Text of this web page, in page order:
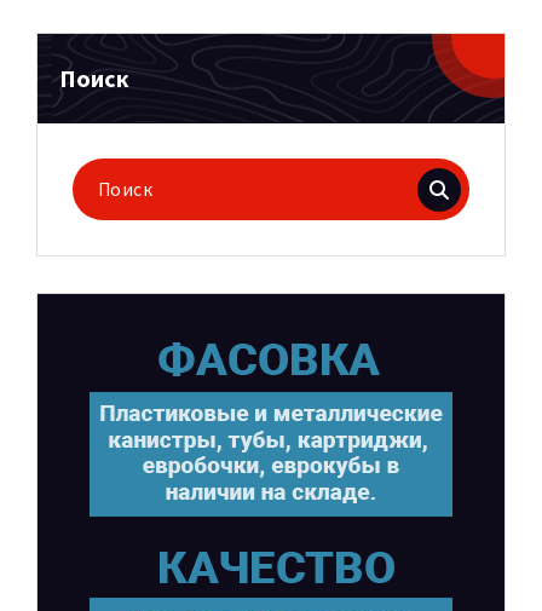
Поиск
Поиск
для: